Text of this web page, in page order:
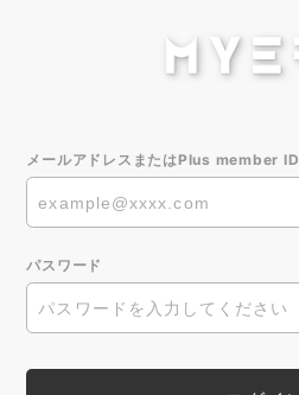
メールアドレスまたはPlus member ID
パスワード